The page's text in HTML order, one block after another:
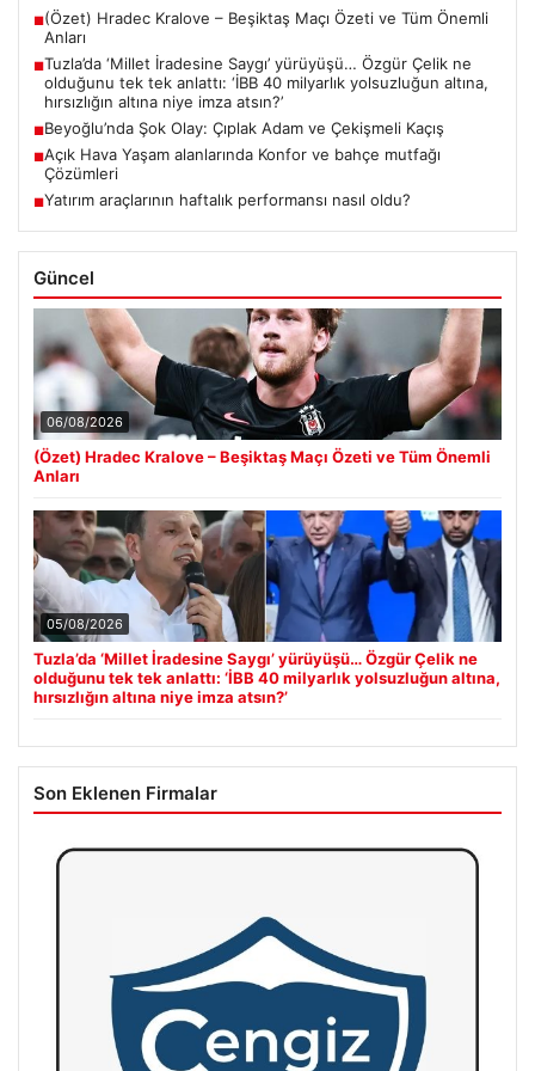
■(Özet) Hradec Kralove – Beşiktaş Maçı Özeti ve Tüm Önemli
Anları
■Tuzla’da ‘Millet İradesine Saygı’ yürüyüşü… Özgür Çelik ne
olduğunu tek tek anlattı: ‘İBB 40 milyarlık yolsuzluğun altına,
hırsızlığın altına niye imza atsın?’
■Beyoğlu’nda Şok Olay: Çıplak Adam ve Çekişmeli Kaçış
■Açık Hava Yaşam alanlarında Konfor ve bahçe mutfağı
Çözümleri
■Yatırım araçlarının haftalık performansı nasıl oldu?
Güncel
06/08/2026
(Özet) Hradec Kralove – Beşiktaş Maçı Özeti ve Tüm Önemli
Anları
05/08/2026
Tuzla’da ‘Millet İradesine Saygı’ yürüyüşü… Özgür Çelik ne
olduğunu tek tek anlattı: ‘İBB 40 milyarlık yolsuzluğun altına,
hırsızlığın altına niye imza atsın?’
Son Eklenen Firmalar